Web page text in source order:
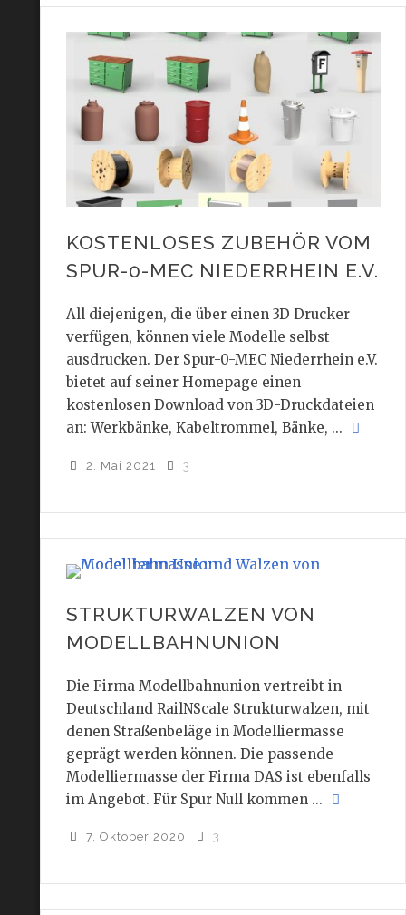
KOSTENLOSES ZUBEHÖR VOM
SPUR-0-MEC NIEDERRHEIN E.V.
All diejenigen, die über einen 3D Drucker
verfügen, können viele Modelle selbst
ausdrucken. Der Spur-0-MEC Niederrhein e.V.
bietet auf seiner Homepage einen
kostenlosen Download von 3D-Druckdateien
an: Werkbänke, Kabeltrommel, Bänke, ...
2. Mai 2021 3
STRUKTURWALZEN VON
MODELLBAHNUNION
Die Firma Modellbahnunion vertreibt in
Deutschland RailNScale Strukturwalzen, mit
denen Straßenbeläge in Modelliermasse
geprägt werden können. Die passende
Modelliermasse der Firma DAS ist ebenfalls
im Angebot. Für Spur Null kommen ...
7. Oktober 2020 3